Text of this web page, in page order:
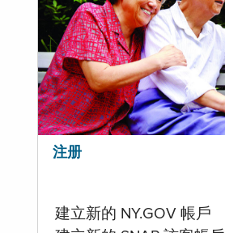
注册
建立新的 NY.GOV 帳戶